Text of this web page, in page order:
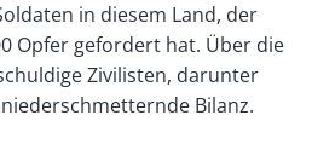
in diesem Land, der
Opfer gefordert hat. Über die
Zivilisten, darunter
Bilanz.